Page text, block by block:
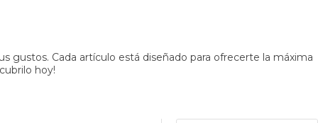
gustos. Cada artículo está diseñado para ofrecerte la máxima
hoy!